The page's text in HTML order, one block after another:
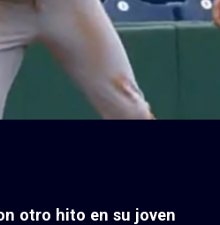
otro hito en su joven